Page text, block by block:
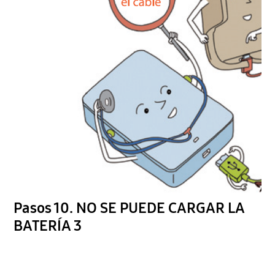
Pasos 10. NO SE PUEDE CARGAR LA
BATERÍA 3